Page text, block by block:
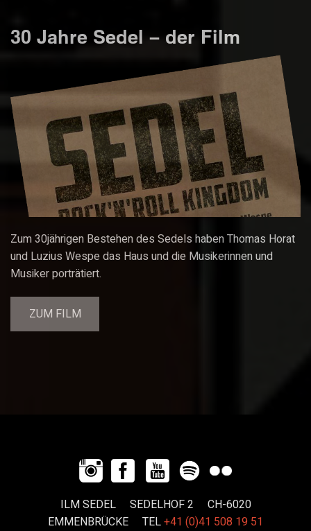
30 Jahre Sedel – der Film
Zum 30jährigen Bestehen des Sedels haben Thomas Horat
und Luzius Wespe das Haus und die Musikerinnen und
Musiker porträtiert.
ZUM FILM
ILM SEDEL SEDELHOF 2 CH-6020
EMMENBRÜCKE TEL+41 (0)41 508 19 51